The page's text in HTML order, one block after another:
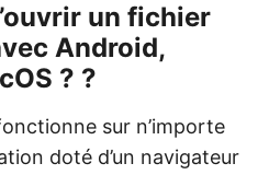
un fichier
Android,
? ?
sur n’importe
doté d’un navigateur